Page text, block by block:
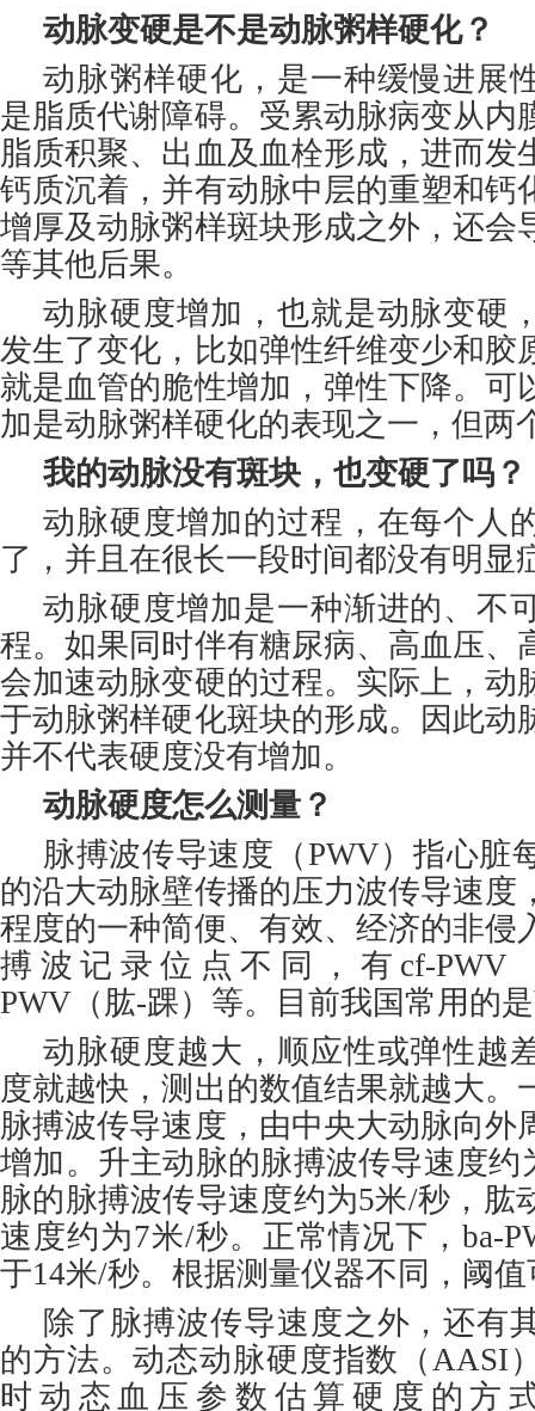
动脉变硬是不是动脉粥样硬化？
动脉粥样硬化，是一种缓慢进展
是脂质代谢障碍。受累动脉病变从内
脂质积聚、出血及血栓形成，进而发
钙质沉着，并有动脉中层的重塑和钙
增厚及动脉粥样斑块形成之外，还会
等其他后果。
动脉硬度增加，也就是动脉变硬
发生了变化，比如弹性纤维变少和胶
就是血管的脆性增加，弹性下降。可
加是动脉粥样硬化的表现之一，但两
我的动脉没有斑块，也变硬了吗？
动脉硬度增加的过程，在每个人
了，并且在很长一段时间都没有明显
动脉硬度增加是一种渐进的、不
程。如果同时伴有糖尿病、高血压、
会加速动脉变硬的过程。实际上，动
于动脉粥样硬化斑块的形成。因此动
并不代表硬度没有增加。
动脉硬度怎么测量？
脉搏波传导速度（PWV）指心脏
的沿大动脉壁传播的压力波传导速度
程度的一种简便、有效、经济的非侵
搏波记录位点不同，有cf-PWV
PWV（肱-踝）等。目前我国常用的
动脉硬度越大，顺应性或弹性越
度就越快，测出的数值结果就越大。
脉搏波传导速度，由中央大动脉向外
增加。升主动脉的脉搏波传导速度约
脉的脉搏波传导速度约为5米/秒，肱
速度约为7米/秒。正常情况下，ba-
于14米/秒。根据测量仪器不同，阈
除了脉搏波传导速度之外，还有
的方法。动态动脉硬度指数（AASI
时动态血压参数估算硬度的方